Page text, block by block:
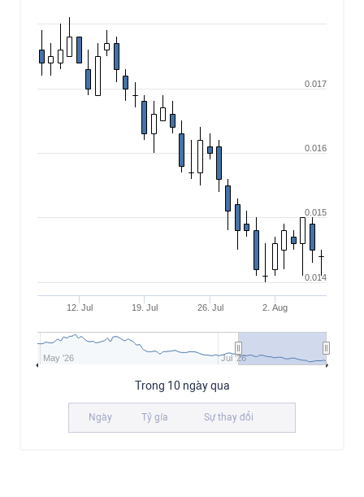
12. Jul 19. Jul 26. Jul 2. Aug
May '26 Jul '26
0.014
0.015
0.016
0.017
Trong 10 ngày qua
Ngày Tỷ gía Sự thay đổi